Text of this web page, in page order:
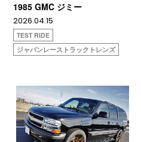
1985 GMC ジミー
2026.04.15
TEST RIDE
ジャパンレーストラックトレンズ